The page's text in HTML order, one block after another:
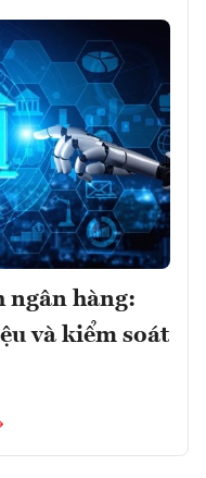
ngân hàng:
và kiểm soát